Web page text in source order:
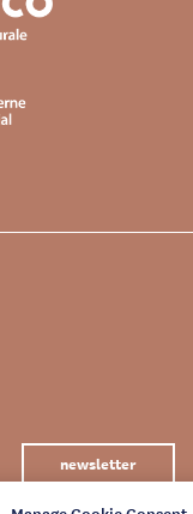
newsletter